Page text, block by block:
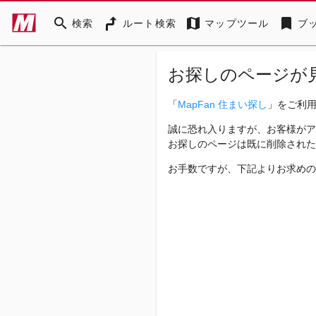
search 検索 ルート検索 map マップツール bookmark ブ
お探しのページが
「MapFan 住まい探し 」をご利
誠に恐れ入りますが、お客様が
お探しのページは既に削除され
お手数ですが、下記よりお求め